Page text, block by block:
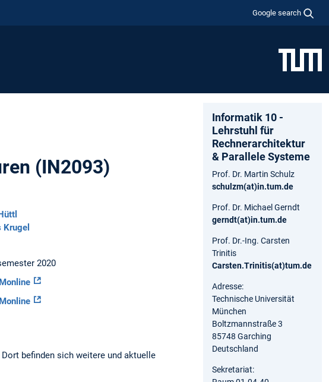
Google search
(IN2093)
Krugel
2020
befinden sich weitere und aktuelle
Informatik 10 -
Lehrstuhl für
Rechnerarchitektur
& Parallele Systeme
Prof. Dr. Martin Schulz
schulzm(at)in.tum.de
Prof. Dr. Michael Gerndt
gerndt(at)in.tum.de
Prof. Dr.-Ing. Carsten
Trinitis
Carsten.Trinitis(at)tum.de
Adresse:
Technische Universität
München
Boltzmannstraße 3
85748 Garching
Deutschland
Sekretariat: